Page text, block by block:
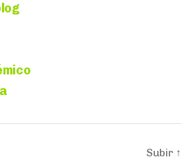
Subir ↑